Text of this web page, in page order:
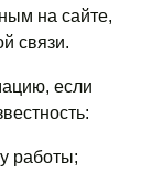
на сайте,
связи.
если
работы;